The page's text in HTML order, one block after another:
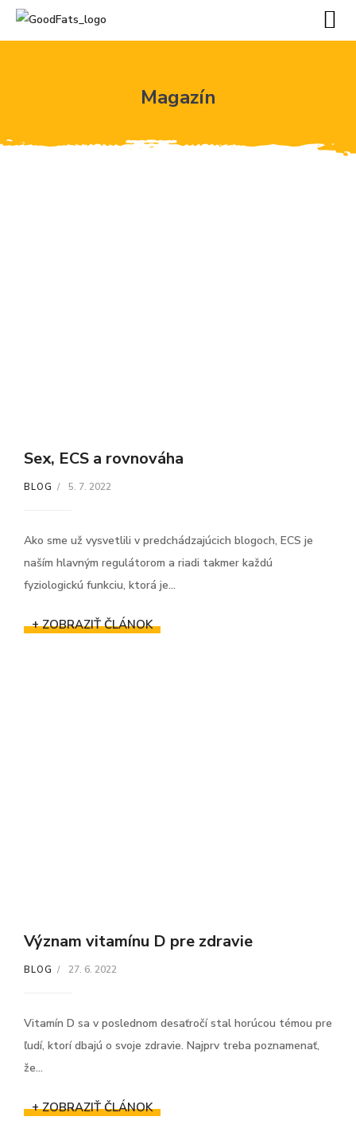
Magazín
BLOG 5. 7. 2022
Sex, ECS a rovnováha
Ako sme už vysvetlili v predchádzajúcich blogoch, ECS je
naším hlavným regulátorom a riadi takmer každú
fyziologickú funkciu, ktorá je...
+ ZOBRAZIŤ ČLÁNOK
BLOG 27. 6. 2022
Význam vitamínu D pre zdravie
Vitamín D sa v poslednom desaťročí stal horúcou témou pre
ľudí, ktorí dbajú o svoje zdravie. Najprv treba poznamenať,
že...
+ ZOBRAZIŤ ČLÁNOK